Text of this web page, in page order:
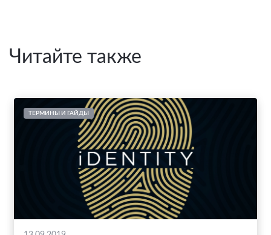
Читайте также
ТЕРМИНЫ И ГАЙДЫ